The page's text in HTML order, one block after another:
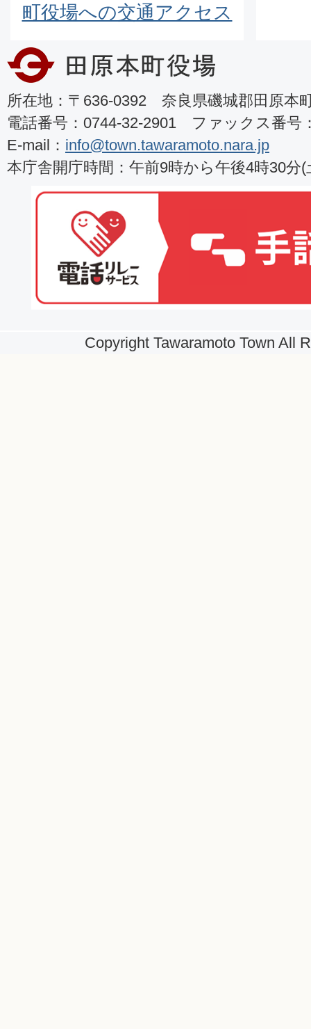
町役場への交通アクセス
所在地：〒636-0392 奈良県磯城郡田原本
電話番号：0744-32-2901 ファックス番号
E-mail： info@town.tawaramoto.nara.jp
本庁舎開庁時間：午前9時から午後4時30分
Copyright Tawaramoto Town All